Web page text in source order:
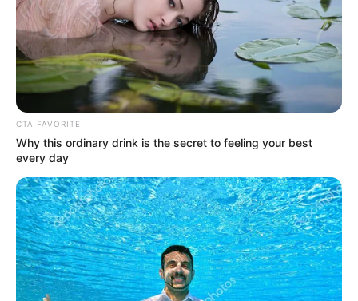
Αριθμός Πιστοποίησης
242136
Η Επιχείρηση δηλώνει ότι έχει συμμορφωθεί με τη Σύσταση (ΕΕ)
2018/334 της Επιτροπής της 1ης Μαρτίου 2018 σχετικά με τα μέτρα
CTA FAVORITE
Why this ordinary drink is the secret to feeling your best
every day